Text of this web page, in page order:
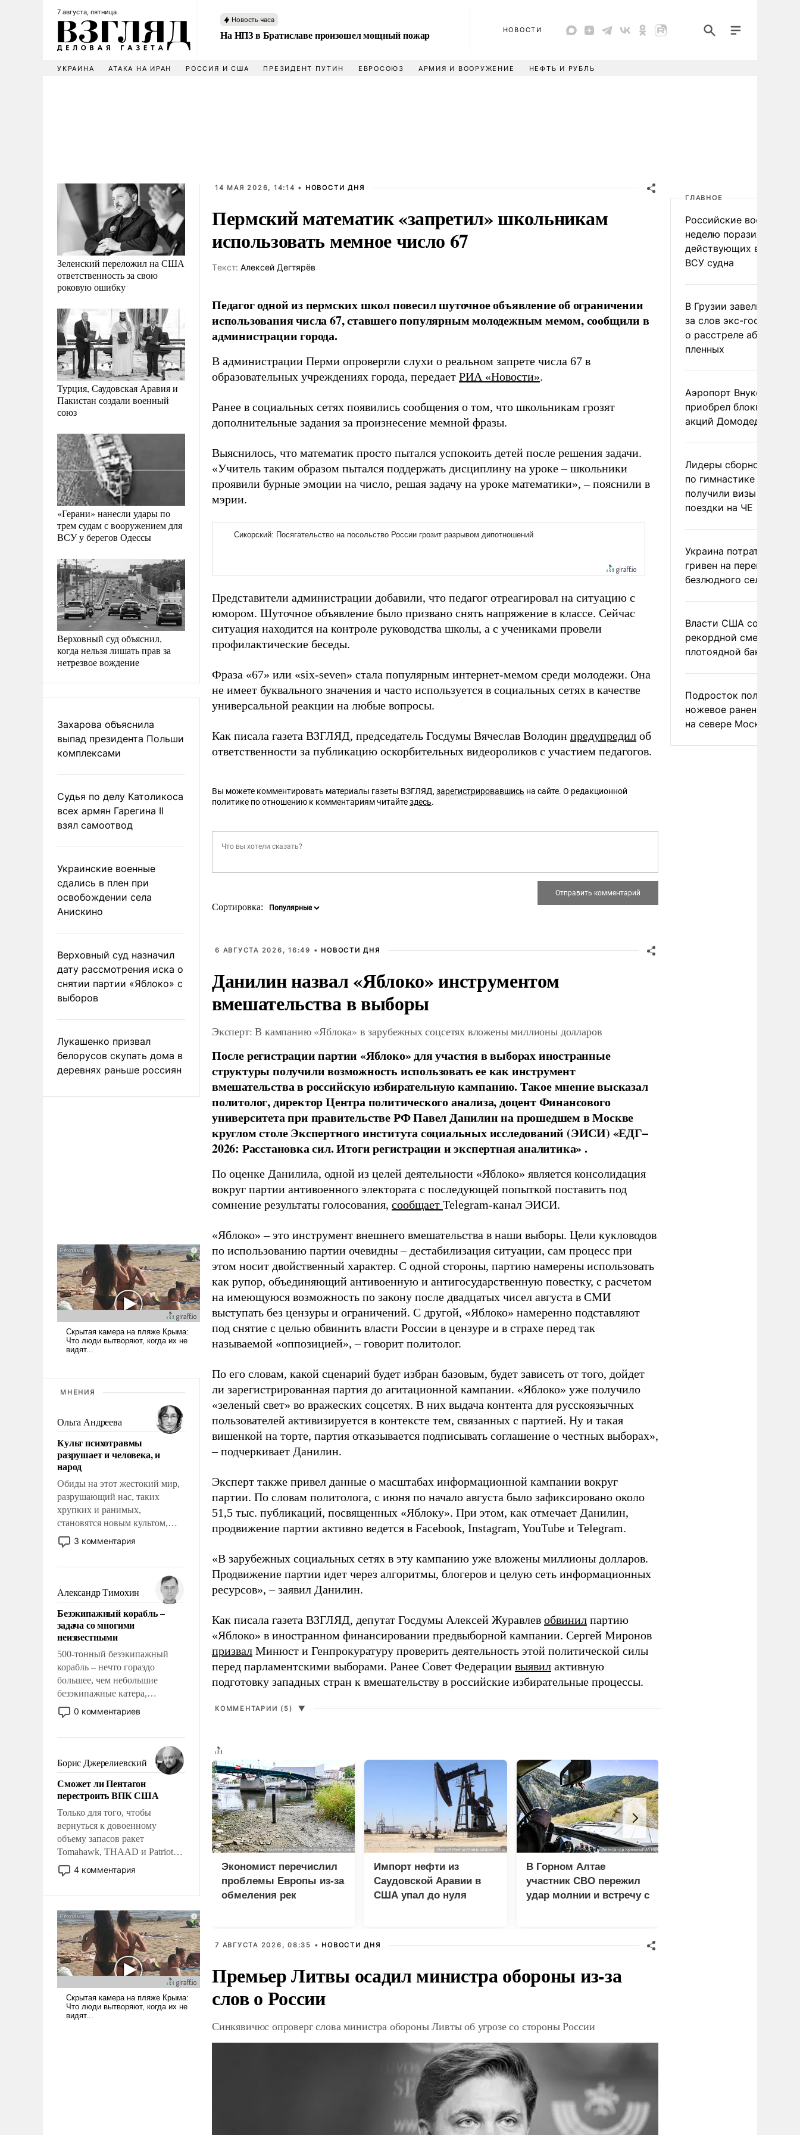
7 августа, пятница
Новость часа
На НПЗ в Братиславе произошел мощный пожар НОВОСТИ
УКРАИНА АТАКА НА ИРАН РОССИЯ И США ПРЕЗИДЕНТ ПУТИН ЕВРОСОЮЗ АРМИЯ И ВООРУЖЕНИЕ НЕФТЬ И РУБЛЬ
Зеленский переложил на США
ответственность за свою
роковую ошибку
Турция, Саудовская Аравия и
Пакистан создали военный
союз
«Герани» нанесли удары по
трем судам с вооружением для
ВСУ у берегов Одессы
Верховный суд объяснил,
когда нельзя лишать прав за
нетрезвое вождение
Захарова объяснила
выпад президента Польши
комплексами
Судья по делу Католикоса
всех армян Гарегина II
взял самоотвод
Украинские военные
сдались в плен при
освобождении села
Анискино
Верховный суд назначил
дату рассмотрения иска о
снятии партии «Яблоко» с
выборов
Лукашенко призвал
белорусов скупать дома в
деревнях раньше россиян
МНЕНИЯ
Ольга Андреева
Культ психотравмы
разрушает и человека, и
народ
Обиды на этот жестокий мир,
разрушающий нас, таких
хрупких и ранимых,
становятся новым культом,
постепенно вытесняя и
отменяя традиционное
мужественным и твердым под
ударами судьбы, брать на себя
ответственность, помогать
слабым, идти вперед и
адаптироваться.
3 комментария
Александр Тимохин
Безэкипажный корабль –
задача со многими
неизвестными
500-тонный безэкипажный
корабль – нечто гораздо
большее, чем небольшие
безэкипажные катера,
применение которых уже
стало обыденностью. Задача по
сложна и амбициозна. Однако
и ее реализация радикально
поднимет наши боевые
возможности.
0 комментариев
Борис Джерелиевский
Сможет ли Пентагон
перестроить ВПК США
Только для того, чтобы
вернуться к довоенному
объему запасов ракет
Tomahawk, THAAD и Patriot
США потребуется более трех
лет. Даже небольшая война с
Сложившаяся ситуация
означает многолетний период
уязвимости США, например,
перед Китаем.
4 комментария
14 МАЯ 2026, 14:14 • НОВОСТИ ДНЯ
Пермский математик «запретил» школьникам
использовать мемное число 67
Tекст: Алексей Дегтярёв
Педагог одной из пермских школ повесил шуточное объявление об ограничении
использования числа 67, ставшего популярным молодежным мемом, сообщили в
администрации города.
В администрации Перми опровергли слухи о реальном запрете числа 67 в
образовательных учреждениях города, передает РИА «Новости».
Ранее в социальных сетях появились сообщения о том, что школьникам грозят
дополнительные задания за произнесение мемной фразы.
Выяснилось, что математик просто пытался успокоить детей после решения задачи.
«Учитель таким образом пытался поддержать дисциплину на уроке – школьники
проявили бурные эмоции на число, решая задачу на уроке математики», – пояснили в
мэрии.
Представители администрации добавили, что педагог отреагировал на ситуацию с
юмором. Шуточное объявление было призвано снять напряжение в классе. Сейчас
ситуация находится на контроле руководства школы, а с учениками провели
профилактические беседы.
Фраза «67» или «six-seven» стала популярным интернет-мемом среди молодежи. Она
не имеет буквального значения и часто используется в социальных сетях в качестве
универсальной реакции на любые вопросы.
Как писала газета ВЗГЛЯД, председатель Госдумы Вячеслав Володин предупредил об
ответственности за публикацию оскорбительных видеороликов с участием педагогов.
Вы можете комментировать материалы газеты ВЗГЛЯД, зарегистрировавшись на сайте. О редакционной
политике по отношению к комментариям читайтездесь.
Сортировка:
6 АВГУСТА 2026, 16:49 • НОВОСТИ ДНЯ
Данилин назвал «Яблоко» инструментом
вмешательства в выборы
Эксперт: В кампанию «Яблока» в зарубежных соцсетях вложены миллионы долларов
После регистрации партии «Яблоко» для участия в выборах иностранные
структуры получили возможность использовать ее как инструмент
вмешательства в российскую избирательную кампанию. Такое мнение высказал
политолог, директор Центра политического анализа, доцент Финансового
университета при правительстве РФ Павел Данилин на прошедшем в Москве
круглом столе Экспертного института социальных исследований (ЭИСИ) «ЕДГ–
2026: Расстановка сил. Итоги регистрации и экспертная аналитика» .
По оценке Данилила, одной из целей деятельности «Яблоко» является консолидация
вокруг партии антивоенного электората с последующей попыткой поставить под
сомнение результаты голосования, сообщает Telegram-канал ЭИСИ.
«Яблоко» – это инструмент внешнего вмешательства в наши выборы. Цели кукловодов
по использованию партии очевидны – дестабилизация ситуации, сам процесс при
этом носит двойственный характер. С одной стороны, партию намерены использовать
как рупор, объединяющий антивоенную и антигосударственную повестку, с расчетом
на имеющуюся возможность по закону после двадцатых чисел августа в СМИ
выступать без цензуры и ограничений. С другой, «Яблоко» намеренно подставляют
под снятие с целью обвинить власти России в цензуре и в страхе перед так
называемой «оппозицией», – говорит политолог.
По его словам, какой сценарий будет избран базовым, будет зависеть от того, дойдет
ли зарегистрированная партия до агитационной кампании. «Яблоко» уже получило
«зеленый свет» во вражеских соцсетях. В них выдача контента для русскоязычных
пользователей активизируется в контексте тем, связанных с партией. Ну и такая
вишенкой на торте, партия отказывается подписывать соглашение о честных выборах»,
– подчеркивает Данилин.
Эксперт также привел данные о масштабах информационной кампании вокруг
партии. По словам политолога, с июня по начало августа было зафиксировано около
51,5 тыс. публикаций, посвященных «Яблоку». При этом, как отмечает Данилин,
продвижение партии активно ведется в Facebook, Instagram, YouTube и Telegram.
«В зарубежных социальных сетях в эту кампанию уже вложены миллионы долларов.
Продвижение партии идет через алгоритмы, блогеров и целую сеть информационных
ресурсов», – заявил Данилин.
Как писала газета ВЗГЛЯД, депутат Госдумы Алексей Журавлев обвинил партию
«Яблоко» в иностранном финансировании предвыборной кампании. Сергей Миронов
призвал Минюст и Генпрокуратуру проверить деятельность этой политической силы
перед парламентскими выборами. Ранее Совет Федерации выявил активную
подготовку западных стран к вмешательству в российские избирательные процессы.
КОММЕНТАРИИ (5) ▼
Экономист перечислил
проблемы Европы из-за
обмеления рек
Импорт нефти из
Саудовской Аравии в
США упал до нуля
В Горном Алтае
участник СВО пережил
удар молнии и встречу с
7 АВГУСТА 2026, 08:35 • НОВОСТИ ДНЯ
Премьер Литвы осадил министра обороны из-за
слов о России
Синкявичюс опроверг слова министра обороны Ливты об угрозе со стороны России
ГЛАВНОЕ
Российские военные за
неделю поразили 34
действующих в
ВСУ судна
В Грузии завели дело
за слов экс-
о расстреле абхазских
пленных
Аэропорт Внуково
приобрел блокпакет
акций Домодедово
Лидеры сборной
по гимнастике не
получили визы для
поездки на ЧЕ
Украина потратила 1
гривен на
безлюдного села
Власти США сообщили
рекордной смертности
плотоядной бактерии
Подросток получил
ножевое ранение в
на севере Москвы